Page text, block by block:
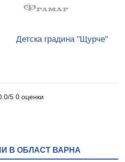
Детска градина "Щурче"
5 0 оценки
В ОБЛАСТ ВАРНА